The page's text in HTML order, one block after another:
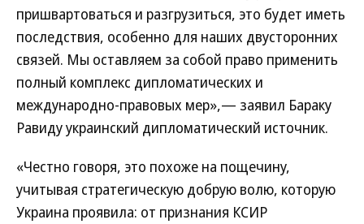
пришвартоваться и разгрузиться, это будет иметь
последствия, особенно для наших двусторонних
связей. Мы оставляем за собой право применить
полный комплекс дипломатических и
международно-правовых мер»,— заявил Бараку
Равиду украинский дипломатический источник.
«Честно говоря, это похоже на пощечину,
учитывая стратегическую добрую волю, которую
Украина проявила: от признания КСИР